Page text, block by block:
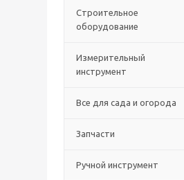
Строительное
оборудование
Измерительный
инструмент
Все для сада и огорода
Запчасти
Ручной инструмент